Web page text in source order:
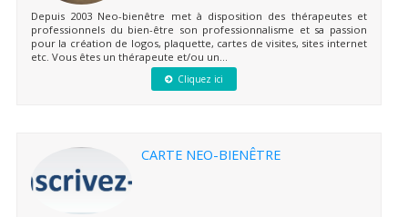
Depuis 2003 Neo-bienêtre met à disposition des thérapeutes et
professionnels du bien-être son professionnalisme et sa passion
pour la création de logos, plaquette, cartes de visites, sites internet
etc. Vous êtes un thérapeute et/ou un...
Cliquez ici
CARTE NEO-BIENÊTRE